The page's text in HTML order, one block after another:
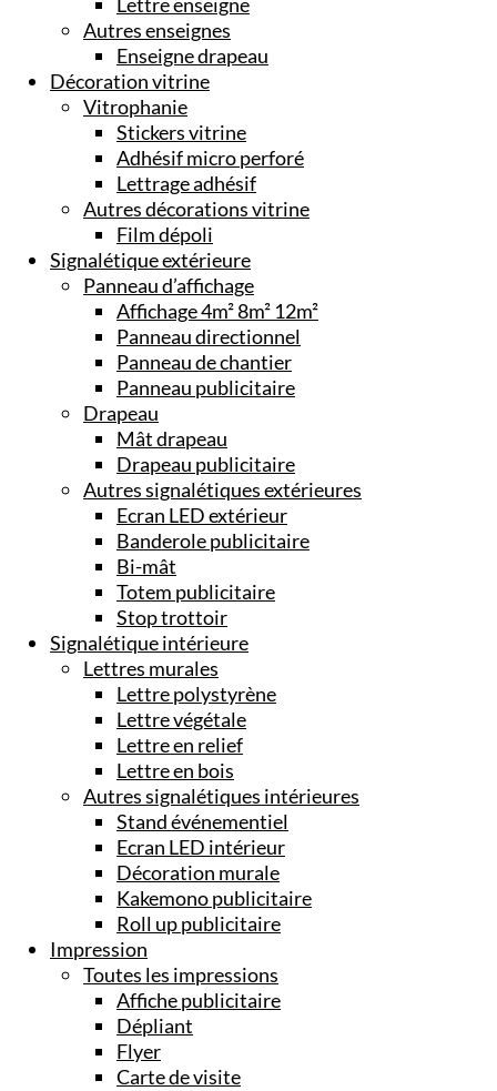
Autres enseignes
Enseigne drapeau
Décoration vitrine
Vitrophanie
Stickers vitrine
Adhésif micro perforé
Lettrage adhésif
Autres décorations vitrine
Film dépoli
Signalétique extérieure
Panneau d’affichage
Affichage 4m² 8m² 12m²
Panneau directionnel
Panneau de chantier
Panneau publicitaire
Drapeau
Mât drapeau
Drapeau publicitaire
Autres signalétiques extérieures
Ecran LED extérieur
Banderole publicitaire
Bi-mât
Totem publicitaire
Stop trottoir
Signalétique intérieure
Lettres murales
Lettre polystyrène
Lettre végétale
Lettre en relief
Lettre en bois
Autres signalétiques intérieures
Stand événementiel
Ecran LED intérieur
Décoration murale
Kakemono publicitaire
Roll up publicitaire
Impression
Toutes les impressions
Affiche publicitaire
Dépliant
Flyer
Carte de visite